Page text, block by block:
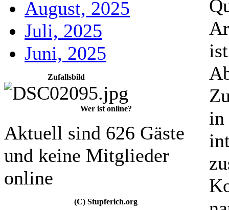
August, 2025
Juli, 2025
Juni, 2025
Zufallsbild
Wer ist online?
Aktuell sind 626 Gäste
und keine Mitglieder
online
(C) Stupferich.org
in